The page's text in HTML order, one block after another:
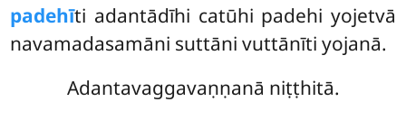
padehīti adantādīhi catūhi padehi yojetvā
navamadasamāni suttāni vuttānīti yojanā.
Adantavaggavaṇṇanā niṭṭhitā.